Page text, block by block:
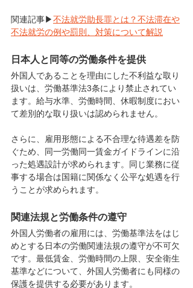
関連記事▶不法就労助長罪とは？不法滞在や
不法就労の例や罰則、対策について解説
日本人と同等の労働条件を提供
外国人であることを理由にした不利益な取り
扱いは、労働基準法3条により禁止されてい
ます。給与水準、労働時間、休暇制度におい
て差別的な取り扱いは認められません。
さらに、雇用形態による不合理な待遇差を防
ぐため、同一労働同一賃金ガイドラインに沿
った処遇設計が求められます。同じ業務に従
事する場合は国籍に関係なく公平な処遇を行
うことが求められます。
関連法規と労働条件の遵守
外国人労働者の雇用には、労働基準法をはじ
めとする日本の労働関連法規の遵守が不可欠
です。最低賃金、労働時間の上限、安全衛生
基準などについて、外国人労働者にも同様の
保護を提供する必要があります。